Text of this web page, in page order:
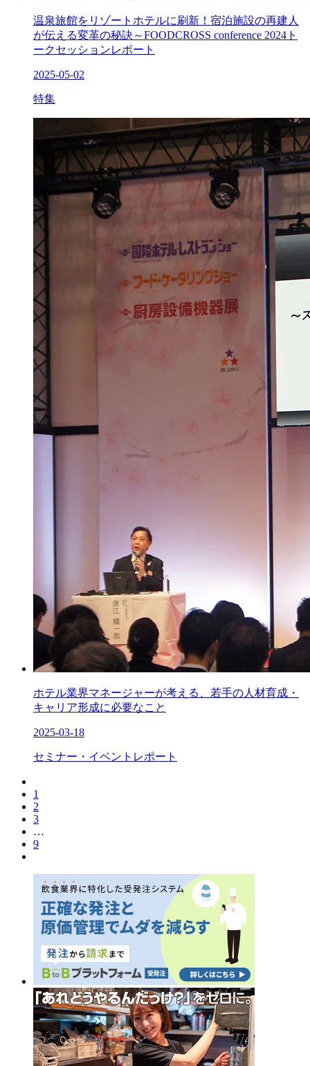
温泉旅館をリゾートホテルに刷新！宿泊施設の再建人
が伝える変革の秘訣～FOODCROSS conference 2024ト
ークセッションレポート
2025-05-02
特集
ホテル業界マネージャーが考える、若手の人材育成・
キャリア形成に必要なこと
2025-03-18
セミナー・イベントレポート
1
2
3
…
9